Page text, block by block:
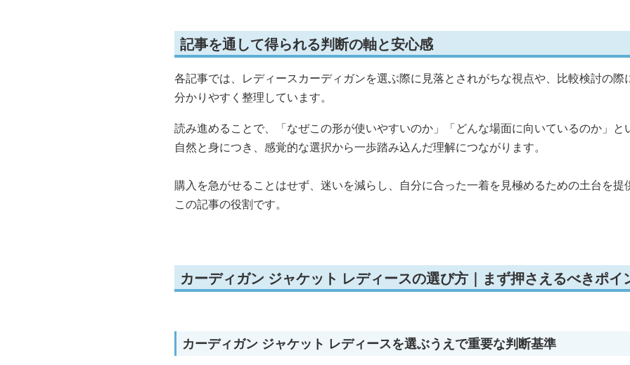
記事を通して得られる判断の軸と安心感
各記事では、レディースカーディガンを選ぶ際に見落とされがちな視点や、比較検討の際
分かりやすく整理しています。
読み進めることで、「なぜこの形が使いやすいのか」「どんな場面に向いているのか」と
自然と身につき、感覚的な選択から一歩踏み込んだ理解につながります。
購入を急がせることはせず、迷いを減らし、自分に合った一着を見極めるための土台を提
この記事の役割です。
カーディガン ジャケット レディースの選び方｜まず押さえるべきポイ
カーディガン ジャケット レディースを選ぶうえで重要な判断基準